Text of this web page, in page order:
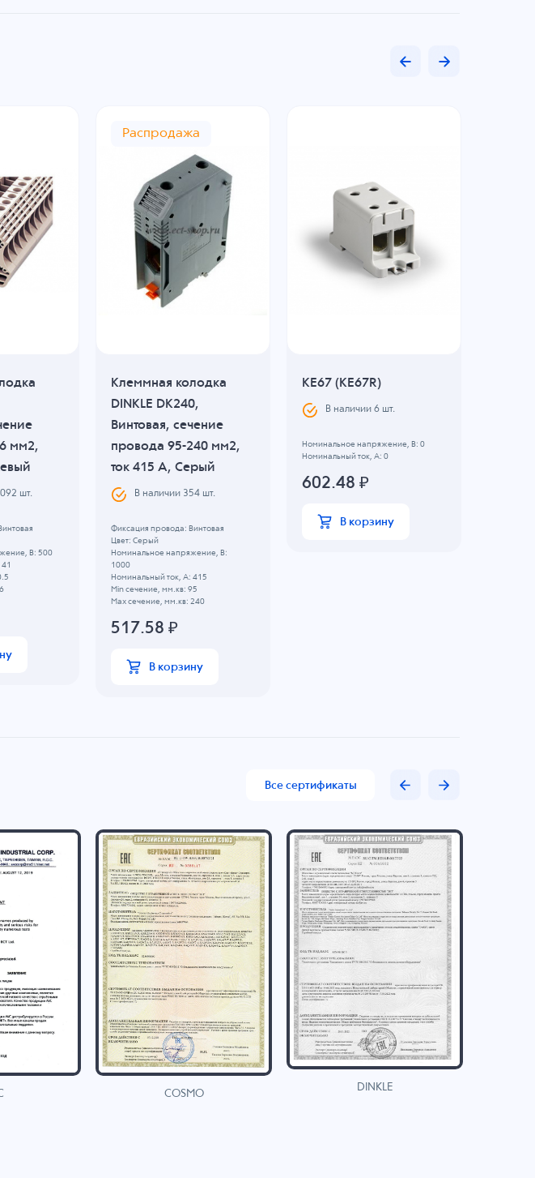
мм2,
шт.
B: 500
Распродажа
Клеммная колодка
DINKLE DK240,
Винтовая, сечение
провода 95-240 мм2,
ток 415 A, Серый
В наличии 354 шт.
Фиксация провода: Винтовая
Цвет: Серый
Номинальное напряжение, B:
1000
Номинальный ток, А: 415
Min сечение, мм.кв: 95
Max сечение, мм.кв: 240
517.58 ₽
В корзину
KE67 (KE67R)
В наличии6 шт.
Номинальное напряжение, B: 0
Номинальный ток, А: 0
602.48 ₽
В корзину
Все сертификаты
COSMO
DINKLE